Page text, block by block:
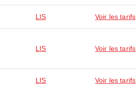
LIS Voir les tarifs
LIS Voir les tarifs
LIS Voir les tarifs